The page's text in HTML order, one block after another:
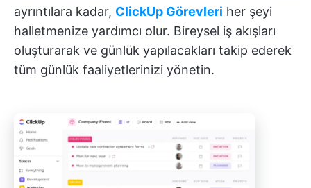
ayrıntılara kadar, ClickUp Görevleri her şeyi
halletmenize yardımcı olur. Bireysel iş akışları
oluşturarak ve günlük yapılacakları takip ederek
tüm günlük faaliyetlerinizi yönetin.